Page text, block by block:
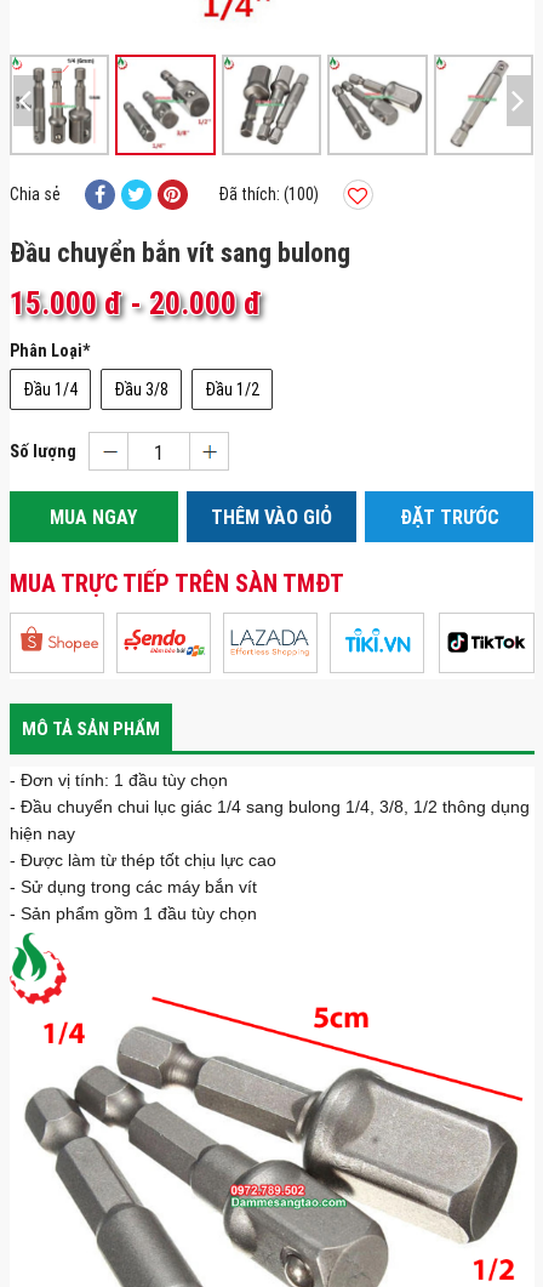
Chia sẻ Đã thích: (100)
Đầu chuyển bắn vít sang bulong
15.000 đ-20.000 đ
Phân Loại*
Đầu 1/4
Đầu 3/8 Đầu 1/2
Số lượng
MUA NGAY THÊM VÀO GIỎ ĐẶT TRƯỚC
MUA TRỰC TIẾP TRÊN SÀN TMĐT
MÔ TẢ SẢN PHẨM
- Đơn vị tính: 1 đầu tùy chọn
- Đầu chuyển chui lục giác 1/4 sang bulong 1/4, 3/8, 1/2 thông dụng
hiện nay
- Được làm từ thép tốt chịu lực cao
- Sử dụng trong các máy bắn vít
- Sản phẩm gồm 1 đầu tùy chọn